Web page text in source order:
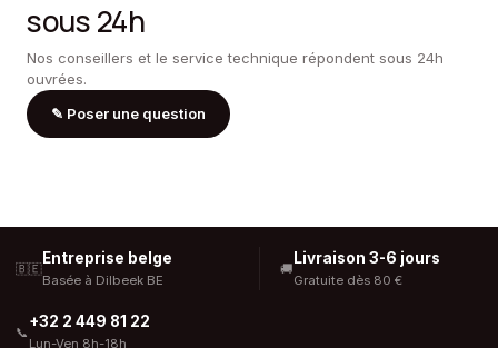
sous 24h
Nos conseillers et le service technique répondent sous 24h
ouvrées.
✎ Poser une question
🇧🇪
Entreprise belge
Basée à Dilbeek BE
🚚
Livraison 3-6 jours
Gratuite dès 80 €
📞
+32 2 449 81 22
Lun-Ven 8h-18h